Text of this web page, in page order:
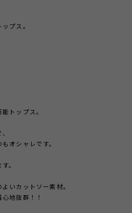
プス。
トップス。
オシャレです。
。
いカットソー素材。
地抜群！！